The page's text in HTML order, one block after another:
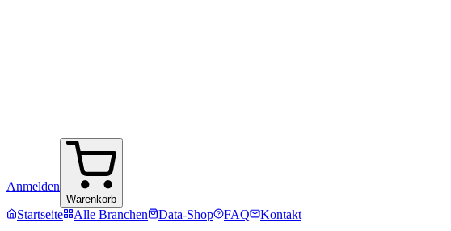
Anmelden
Warenkorb
Startseite Alle Branchen Data-Shop FAQ
Kontakt